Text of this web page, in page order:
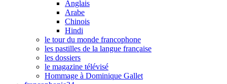
Anglais
Arabe
Chinois
Hindi
le tour du monde francophone
les pastilles de la langue française
les dossiers
le magazine télévisé
Hommage à Dominique Gallet